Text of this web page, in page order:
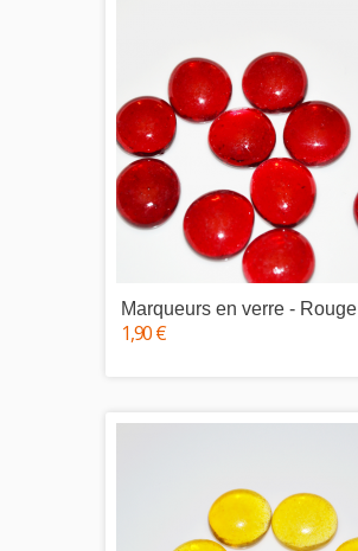
Marqueurs en verre - Rouge
1,90 €